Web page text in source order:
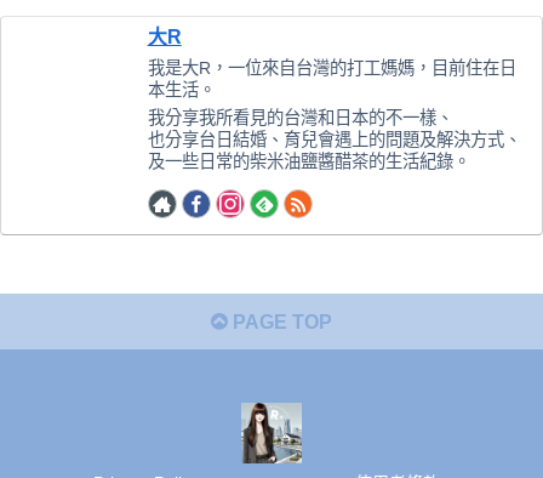
大R
我是大R，一位來自台灣的打工媽媽，目前住在日
本生活。
我分享我所看見的台灣和日本的不一樣、
也分享台日結婚、育兒會遇上的問題及解決方式、
及一些日常的柴米油鹽醬醋茶的生活紀錄。
PAGE TOP